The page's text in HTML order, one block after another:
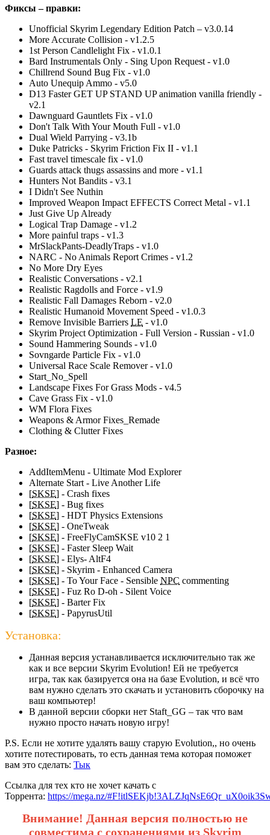
Фиксы – правки:
Unofficial Skyrim Legendary Edition Patch – v3.0.14
More Accurate Collision - v1.2.5
1st Person Candlelight Fix - v1.0.1
Bard Instrumentals Only - Sing Upon Request - v1.0
Chillrend Sound Bug Fix - v1.0
Auto Unequip Ammo - v5.0
D13 Faster GET UP STAND UP animation vanilla friendly -
v2.1
Dawnguard Gauntlets Fix - v1.0
Don't Talk With Your Mouth Full - v1.0
Dual Wield Parrying - v3.1b
Duke Patricks - Skyrim Friction Fix II - v1.1
Fast travel timescale fix - v1.0
Guards attack thugs assassins and more - v1.1
Hunters Not Bandits - v3.1
I Didn't See Nuthin
Improved Weapon Impact EFFECTS Correct Metal - v1.1
Just Give Up Already
Logical Trap Damage - v1.2
More painful traps - v1.3
MrSlackPants-DeadlyTraps - v1.0
NARC - No Animals Report Crimes - v1.2
No More Dry Eyes
Realistic Conversations - v2.1
Realistic Ragdolls and Force - v1.9
Realistic Fall Damages Reborn - v2.0
Realistic Humanoid Movement Speed - v1.0.3
Remove Invisible Barriers LE - v1.0
Skyrim Project Optimization - Full Version - Russian - v1.0
Sound Hammering Sounds - v1.0
Sovngarde Particle Fix - v1.0
Universal Race Scale Remover - v1.0
Start_No_Spell
Landscape Fixes For Grass Mods - v4.5
Cave Grass Fix - v1.0
WM Flora Fixes
Weapons & Armor Fixes_Remade
Clothing & Clutter Fixes
Разное:
AddItemMenu - Ultimate Mod Explorer
Alternate Start - Live Another Life
[SKSE] - Crash fixes
[SKSE] - Bug fixes
[SKSE] - HDT Physics Extensions
[SKSE] - OneTweak
[SKSE] - FreeFlyCamSKSE v10 2 1
[SKSE] - Faster Sleep Wait
[SKSE] - Elys- AltF4
[SKSE] - Skyrim - Enhanced Camera
[SKSE] - To Your Face - Sensible NPC commenting
[SKSE] - Fuz Ro D-oh - Silent Voice
[SKSE] - Barter Fix
[SKSE] - PapyrusUtil
Установка:
Данная версия устанавливается исключительно так же
как и все версии Skyrim Evolution! Ей не требуется
игра, так как базируется она на базе Evolution, и всё что
вам нужно сделать это скачать и установить сборочку на
ваш компьютер!
В данной версии сборки нет Staft_GG – так что вам
нужно просто начать новую игру!
P.S. Если не хотите удалять вашу старую Evolution,, но очень
хотите потестировать, то есть данная тема которая поможет
вам это сделать: Тык
Ссылка для тех кто не хочет качать с
Торрента: https://mega.nz/
Внимание! Данная версия полностью не
совместима с сохранениями из Skyrim